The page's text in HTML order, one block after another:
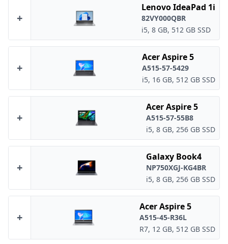
+
Lenovo IdeaPad 1i
82VY000QBR
i5, 8 GB, 512 GB SSD
+
Acer Aspire 5
A515-57-5429
i5, 16 GB, 512 GB SSD
+
Acer Aspire 5
A515-57-55B8
i5, 8 GB, 256 GB SSD
+
Galaxy Book4
NP750XGJ-KG4BR
i5, 8 GB, 256 GB SSD
+
Acer Aspire 5
A515-45-R36L
R7, 12 GB, 512 GB SSD